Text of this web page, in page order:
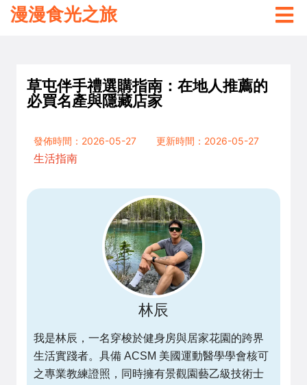
漫漫食光之旅
草屯伴手禮選購指南：在地人推薦的
必買名產與隱藏店家
發佈時間：2026-05-27
更新時間：2026-05-27
生活指南
林辰
我是林辰，一名穿梭於健身房與居家花園的跨界
生活實踐者。具備 ACSM 美國運動醫學學會核可
之專業教練證照，同時擁有景觀園藝乙級技術士